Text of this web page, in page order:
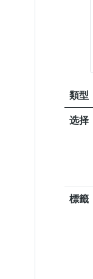
類型
选择
標籤